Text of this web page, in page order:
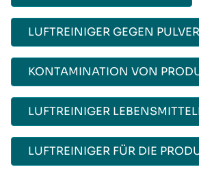
LUFTREINIGER GEGEN
KONTAMINATION VON
LUFTREINIGER
LUFTREINIGER FÜR DIE